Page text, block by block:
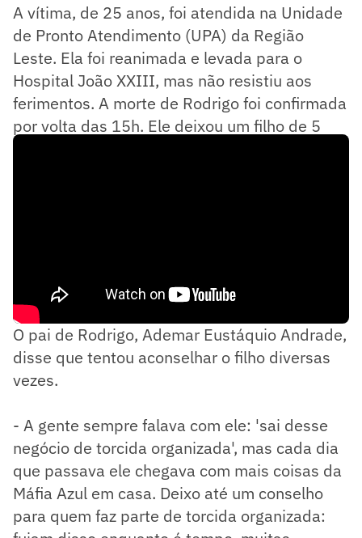
A vítima, de 25 anos, foi atendida na Unidade
de Pronto Atendimento (UPA) da Região
Leste. Ela foi reanimada e levada para o
Hospital João XXIII, mas não resistiu aos
ferimentos. A morte de Rodrigo foi confirmada
por volta das 15h. Ele deixou um filho de 5
O pai de Rodrigo, Ademar Eustáquio Andrade,
disse que tentou aconselhar o filho diversas
vezes.
- A gente sempre falava com ele: 'sai desse
negócio de torcida organizada', mas cada dia
que passava ele chegava com mais coisas da
Máfia Azul em casa. Deixo até um conselho
para quem faz parte de torcida organizada: